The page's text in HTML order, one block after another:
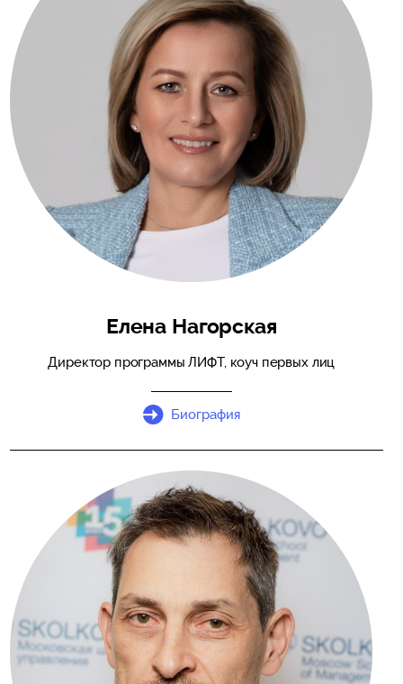
Елена Нагорская
Директор программы ЛИФТ, коуч первых лиц
Биография